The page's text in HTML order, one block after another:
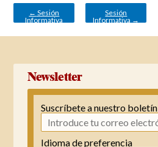
entradas
← Sesión
Informativa
Sesión
Informativa →
Newsletter
Suscríbete a nuestro boletín
Idioma de preferencia